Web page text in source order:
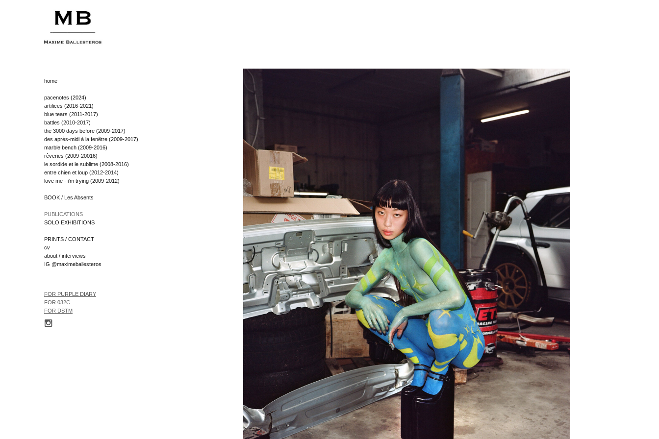
home
pacenotes (2024)
artifices (2016-2021)
blue tears (2011-2017)
battles (2010-2017)
the 3000 days before (2009-2017)
des après-midi à la fenêtre (2009-2017)
marble bench (2009-2016)
rêveries (2009-20016)
le sordide et le sublime (2008-2016)
entre chien et loup (2012-2014)
love me - i'm trying (2009-2012)
BOOK / Les Absents
PUBLICATIONS
SOLO EXHIBITIONS
PRINTS / CONTACT
cv
about / interviews
IG @maximeballesteros
FOR PURPLE DIARY
FOR 032C
FOR DSTM